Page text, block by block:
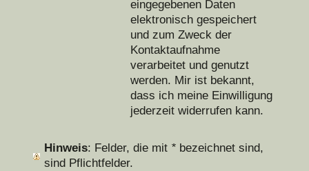
eingegebenen Daten
elektronisch gespeichert
und zum Zweck der
Kontaktaufnahme
verarbeitet und genutzt
werden. Mir ist bekannt,
dass ich meine Einwilligung
jederzeit widerrufen kann.
Hinweis : Felder, die mit * bezeichnet sind,
sind Pflichtfelder.